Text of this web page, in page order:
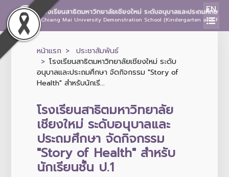
โรงเรียนสาธิตมหาวิทยาลัยเชียงใหม่ ระดับอนุบาลและประถมศึกษา
Chiang Mai University Demonstration School (Kindergarten and
EN
หน้าแรก
ประชาสัมพันธ์
โรงเรียนสาธิตมหาวิทยาลัยเชียงใหม่ ระดับ
อนุบาลและประถมศึกษา จัดกิจกรรม "Story of
Health" สำหรับนักเรี...
โรงเรียนสาธิตมหาวิทยาลัย
เชียงใหม่ ระดับอนุบาลและ
ประถมศึกษา จัดกิจกรรม
"Story of Health" สำหรับ
นักเรียนชั้น ป.1